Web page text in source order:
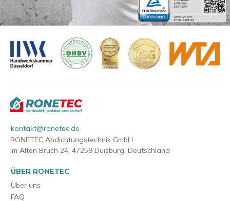
kontakt@ronetec.de
RONETEC Abdichtungstechnik GmbH
Im Alten Bruch 24, 47259 Duisburg, Deutschland
ÜBER RONETEC
Über uns
FAQ